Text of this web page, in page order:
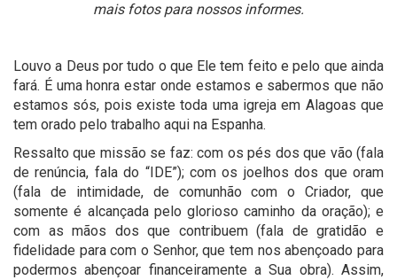
mais fotos para nossos informes.
Louvo a Deus por tudo o que Ele tem feito e pelo que ainda
fará. É uma honra estar onde estamos e sabermos que não
estamos sós, pois existe toda uma igreja em Alagoas que
tem orado pelo trabalho aqui na Espanha.
Ressalto que missão se faz: com os pés dos que vão (fala
de renúncia, fala do “IDE”); com os joelhos dos que oram
(fala de intimidade, de comunhão com o Criador, que
somente é alcançada pelo glorioso caminho da oração); e
com as mãos dos que contribuem (fala de gratidão e
fidelidade para com o Senhor, que tem nos abençoado para
podermos abençoar financeiramente a Sua obra). Assim,